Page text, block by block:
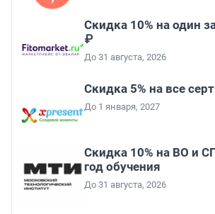
Скидка 10% на один
₽
До 31 августа, 2026
Скидка 5% на все
До 1 января, 2027
Скидка 10% на ВО и
год обучения
До 31 августа, 2026